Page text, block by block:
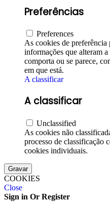
Preferências
Preferences
As cookies de preferência
informações que alteram
comporta ou se parece,
em que está.
A classificar
A classificar
Unclassified
As cookies não
processo de classificação
cookies individuais.
Gravar
COOKIES
Close
Sign in Or Register